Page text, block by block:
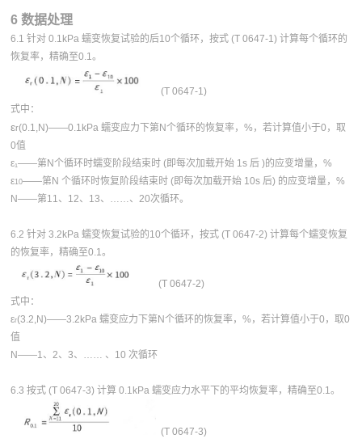
6 数据处理
6.1 针对 0.1kPa 蠕变恢复试验的后10个循环，按式 (T 0647-1) 计算每个循环的
恢复率，精确至0.1。
(T 0647-1)
式中：
εr(0.1,N)——0.1kPa 蠕变应力下第N个循环的恢复率，%，若计算值小于0，取
0值
ε₁——第N个循环时蠕变阶段结束时 (即每次加载开始 1s 后 )的应变增量，%
ε10——第N 个循环时恢复阶段结束时 (即每次加载开始 10s 后) 的应变增量，%
N——第11、12、13、……、20次循环。
6.2 针对 3.2kPa 蠕变恢复试验的10个循环，按式 (T 0647-2) 计算每个蠕变恢复
的恢复率，精确至0.1。
(T 0647-2)
式中：
εr(3.2,N)——3.2kPa 蠕变应力下第N个循环的恢复率，%，若计算值小于0，取0
值
N——1、2、3、…… 、10 次循环
6.3 按式 (T 0647-3) 计算 0.1kPa 蠕变应力水平下的平均恢复率，精确至0.1。
(T 0647-3)